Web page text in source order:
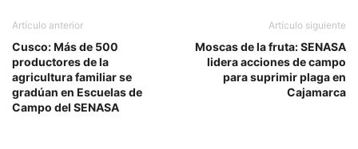
Artículo anterior
Cusco: Más de 500
productores de la
agricultura familiar se
gradúan en Escuelas de
Campo del SENASA
Artículo siguiente
Moscas de la fruta: SENASA
lidera acciones de campo
para suprimir plaga en
Cajamarca